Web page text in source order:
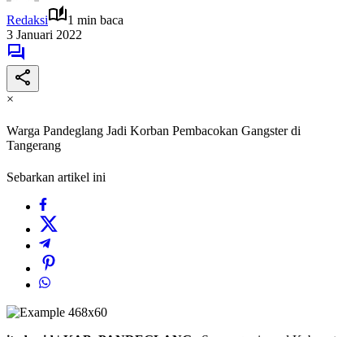
Redaksi
1 min baca
3 Januari 2022
×
Warga Pandeglang Jadi Korban Pembacokan Gangster di
Tangerang
Sebarkan artikel ini